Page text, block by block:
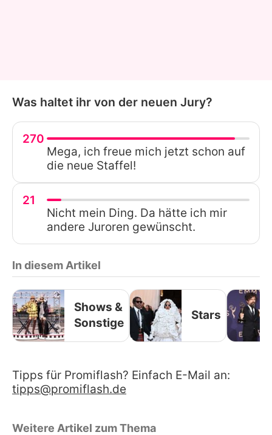
Was haltet ihr von der neuen Jury?
270
Mega, ich freue mich jetzt schon auf
die neue Staffel!
21
Nicht mein Ding. Da hätte ich mir
andere Juroren gewünscht.
In diesem Artikel
Shows &
Sonstige
Stars
Tipps für Promiflash? Einfach E-Mail an:
tipps@promiflash.de
Weitere Artikel zum Thema